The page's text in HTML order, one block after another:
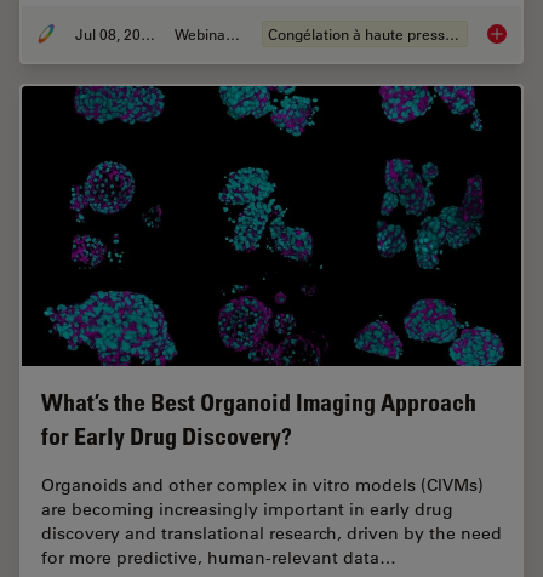
Jul 08, 2026 Webinaire Congélation à haute pression Cryo-
What’s the Best Organoid Imaging Approach
for Early Drug Discovery?
Organoids and other complex in vitro models (CIVMs)
are becoming increasingly important in early drug
discovery and translational research, driven by the need
for more predictive, human-relevant data…